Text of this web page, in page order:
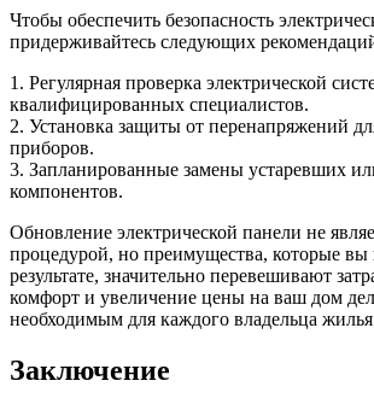
Чтобы обеспечить безопасность
придерживайтесь следующих
1. Регулярная проверка электрической
квалифицированных специалистов.
2. Установка защиты от перенапряжений
приборов.
3. Запланированные замены устаревших
компонентов.
Обновление электрической панели не
процедурой, но преимущества, которые вы
результате, значительно перевешивают
комфорт и увеличение цены на ваш дом
необходимым для каждого владельца
Заключение